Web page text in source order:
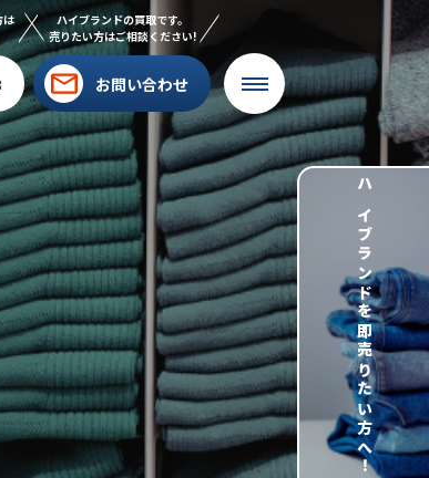
は
ハイブランドの買取です。
売りたい方はご相談ください!
お問い合わせ
ハイブランドを即売りたい方へ！